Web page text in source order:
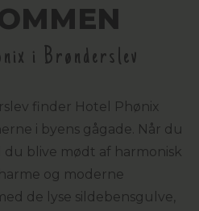
i Brønderslev
finder Hotel Phønix
i byens gågade. Når du
blive mødt af harmonisk
og moderne
de lyse sildebensgulve,